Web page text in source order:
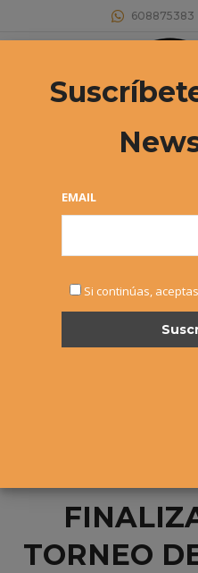
608875383
Buscar:
TORNEO
EMAIL
Si continúas,